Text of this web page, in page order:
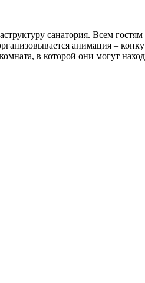
санатория. Всем
анимация –
в которой они могут